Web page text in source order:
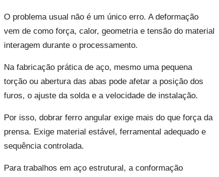
O problema usual não é um único erro. A deformação
vem de como força, calor, geometria e tensão do material
interagem durante o processamento.
Na fabricação prática de aço, mesmo uma pequena
torção ou abertura das abas pode afetar a posição dos
furos, o ajuste da solda e a velocidade de instalação.
Por isso, dobrar ferro angular exige mais do que força da
prensa. Exige material estável, ferramental adequado e
sequência controlada.
Para trabalhos em aço estrutural, a conformação